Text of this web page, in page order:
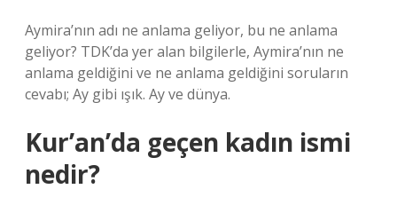
Aymira’nın adı ne anlama geliyor, bu ne anlama
geliyor? TDK’da yer alan bilgilerle, Aymira’nın ne
anlama geldiğini ve ne anlama geldiğini soruların
cevabı; Ay gibi ışık. Ay ve dünya.
Kur’an’da geçen kadın ismi
nedir?